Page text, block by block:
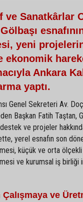
ve Sanatkârlar
yeni
ekonomik
Ankara
yaptı.
Genel Sekreteri Av.
Başkan Fatih Taştan,
ve projeler
yerel esnafın son
küçük ve orta
ve kurumsal iş birliği
Çalışmaya ve